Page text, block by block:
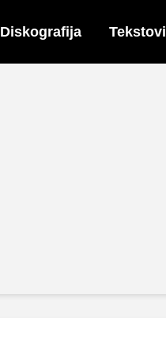
Diskografija Tekstovi